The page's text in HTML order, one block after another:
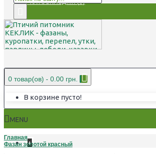
0 товар(ов) - 0.00 грн.
В корзине пусто!
MENU
+
Главная
Фазан золотой красный